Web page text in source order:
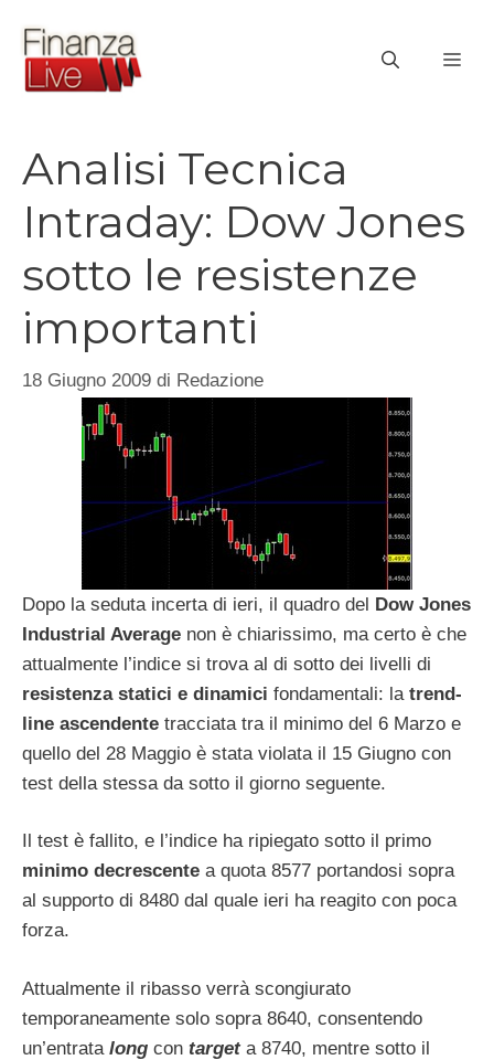
contenuto
Analisi Tecnica
Intraday: Dow Jones
sotto le resistenze
importanti
18 Giugno 2009 di Redazione
Dopo la seduta incerta di ieri, il quadro del Dow Jones
Industrial Average non è chiarissimo, ma certo è che
attualmente l’indice si trova al di sotto dei livelli di
resistenza statici e dinamici fondamentali: la trend-
line ascendente tracciata tra il minimo del 6 Marzo e
quello del 28 Maggio è stata violata il 15 Giugno con
test della stessa da sotto il giorno seguente.
Il test è fallito, e l’indice ha ripiegato sotto il primo
minimo decrescente a quota 8577 portandosi sopra
al supporto di 8480 dal quale ieri ha reagito con poca
forza.
Attualmente il ribasso verrà scongiurato
temporaneamente solo sopra 8640, consentendo
un’entrata long con target a 8740, mentre sotto il